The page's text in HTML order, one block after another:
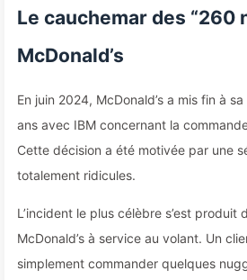
Le cauchemar des “260
McDonald’s
En juin 2024, McDonald’s a mis fin à
ans avec IBM concernant la
Cette décision a été motivée par une
totalement ridicules.
L’incident le plus célèbre s’est produit
McDonald’s à service au volant. Un
simplement commander quelques